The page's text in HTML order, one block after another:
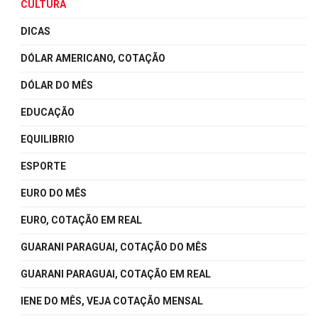
CULTURA
DICAS
DÓLAR AMERICANO, COTAÇÃO
DÓLAR DO MÊS
EDUCAÇÃO
EQUILIBRIO
ESPORTE
EURO DO MÊS
EURO, COTAÇÃO EM REAL
GUARANI PARAGUAI, COTAÇÃO DO MÊS
GUARANI PARAGUAI, COTAÇÃO EM REAL
IENE DO MÊS, VEJA COTAÇÃO MENSAL